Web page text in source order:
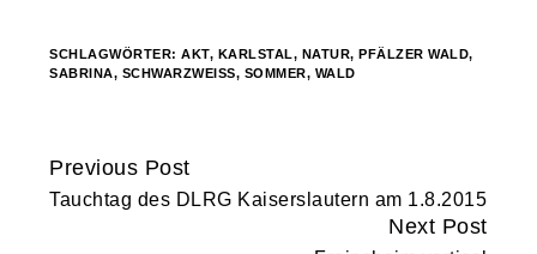
SCHLAGWÖRTER:AKT, KARLSTAL, NATUR,PFÄLZER WALD,
SABRINA, SCHWARZWEISS , SOMMER, WALD
Continue
Reading
Previous Post
Tauchtag des DLRG Kaiserslautern am 1.8.2015
Next Post